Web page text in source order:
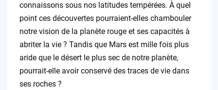
connaissons sous nos latitudes tempérées. À quel
point ces découvertes pourraient-elles chambouler
notre vision de la planète rouge et ses capacités à
abriter la vie ? Tandis que Mars est mille fois plus
aride que le désert le plus sec de notre planète,
pourrait-elle avoir conservé des traces de vie dans
ses roches ?